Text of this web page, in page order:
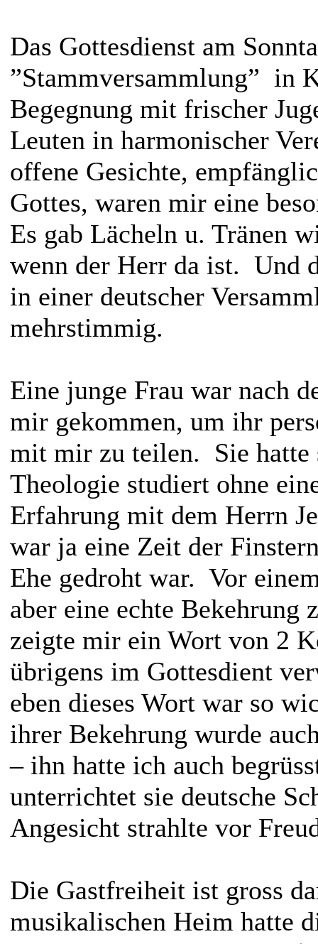
Das Gottesdienst am
”Stammversammlung” in
Begegnung mit frischer
Leuten in harmonischer
offene Gesichte,
Gottes, waren mir eine
Es gab Lächeln u. Tränen
wenn der Herr da ist. Und
in einer deutscher
mehrstimmig.
Eine junge Frau war nach
mir gekommen, um ihr
mit mir zu teilen. Sie hatte
Theologie studiert ohne
Erfahrung mit dem Herrn
war ja eine Zeit der
Ehe gedroht war. Vor
aber eine echte
zeigte mir ein Wort von 2
übrigens im Gottesdient
eben dieses Wort war so
ihrer Bekehrung wurde
– ihn hatte ich auch
unterrichtet sie deutsche
Angesicht strahlte vor
Die Gastfreiheit ist gross
musikalischen Heim hatte